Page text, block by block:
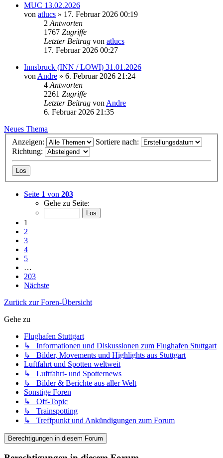
MUC 13.02.2026
von atlucs » 17. Februar 2026 00:19
2 Antworten
1767 Zugriffe
Letzter Beitrag von atlucs
17. Februar 2026 00:27
Innsbruck (INN / LOWI) 31.01.2026
von Andre » 6. Februar 2026 21:24
4 Antworten
2261 Zugriffe
Letzter Beitrag von Andre
6. Februar 2026 21:35
Neues Thema
Anzeigen:
Sortiere nach:
Richtung:
Seite 1 von 203
Gehe zu Seite:
1
2
3
4
5
…
203
Nächste
Zurück zur Foren-Übersicht
Gehe zu
Flughafen Stuttgart
↳ Informationen und Diskussionen zum Flughafen Stuttgart
↳ Bilder, Movements und Highlights aus Stuttgart
Luftfahrt und Spotten weltweit
↳ Luftfahrt- und Spotternews
↳ Bilder & Berichte aus aller Welt
Sonstige Foren
↳ Off-Topic
↳ Trainspotting
↳ Treffpunkt und Ankündigungen zum Forum
Berechtigungen in diesem Forum